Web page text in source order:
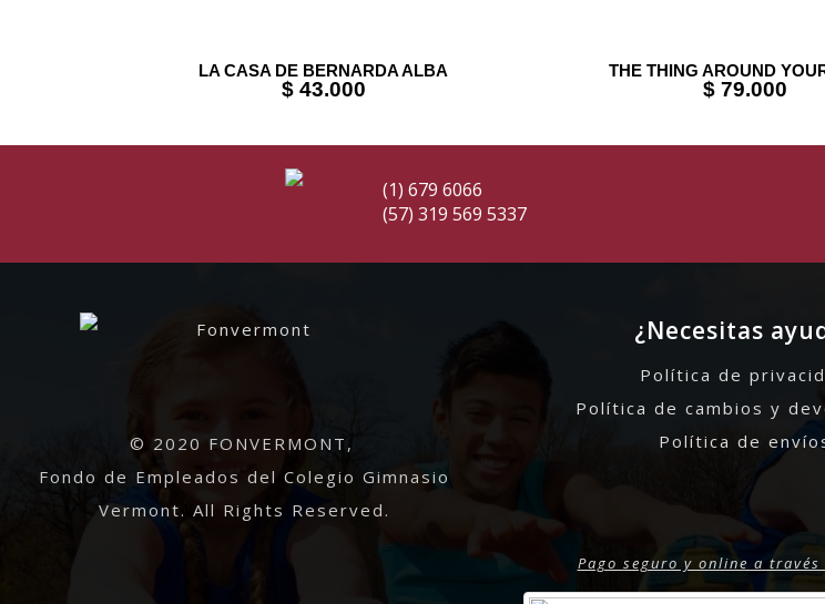
LA CASA DE BERNARDA ALBA
$ 43.000
THE THING AROUND
$ 79.000
(1) 679 6066
(57) 319 569 5337
© 2020 FONVERMONT,
Fondo de Empleados del Colegio Gimnasio
Vermont. All Rights Reserved.
¿Necesitas
Política de
Política de cambios y
Política de
Pago seguro y online a través